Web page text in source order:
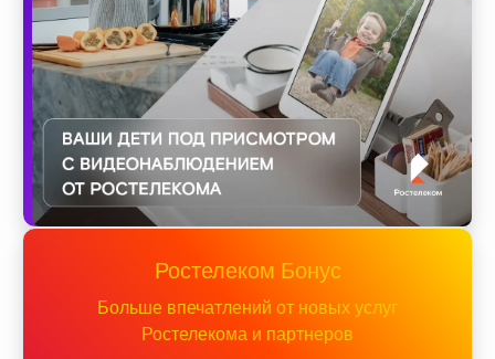
Ростелеком Бонус
Больше впечатлений от новых услуг
Ростелекома и партнеров